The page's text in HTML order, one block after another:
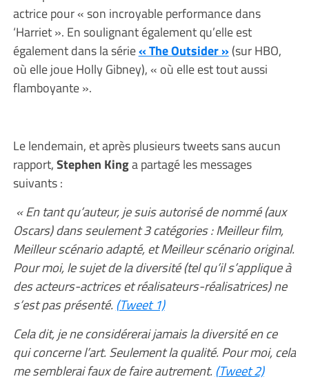
actrice pour « son incroyable performance dans
‘Harriet ». En soulignant également qu’elle est
également dans la série« The Outsider »(sur HBO,
où elle joue Holly Gibney), « où elle est tout aussi
flamboyante ».
Le lendemain, et après plusieurs tweets sans aucun
rapport,Stephen Kinga partagé les messages
suivants :
« En tant qu’auteur, je suis autorisé de nommé (aux
Oscars) dans seulement 3 catégories : Meilleur film,
Meilleur scénario adapté, et Meilleur scénario original.
Pour moi, le sujet de la diversité (tel qu’il s’applique à
des acteurs-actrices et réalisateurs-réalisatrices) ne
s’est pas présenté. (Tweet 1)
Cela dit, je ne considérerai jamais la diversité en ce
qui concerne l’art. Seulement la qualité. Pour moi, cela
me semblerai faux de faire autrement. (Tweet 2)